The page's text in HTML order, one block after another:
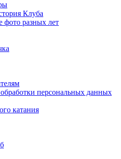
Клуба
фото разных лет
персональных данных
катания